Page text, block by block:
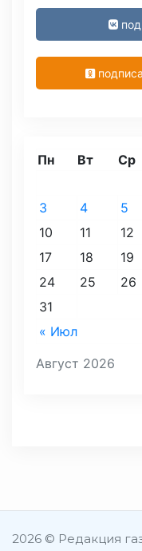
Август 2026
Пн Вт Ср
« Июл
3
4 5
10
11 12
17
18 19
24
25 26
31
2026 © Редакция